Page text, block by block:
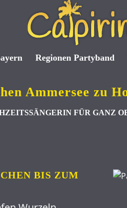
Regionen Partyband
Ammersee zu
FÜR GANZ
BIS ZUM